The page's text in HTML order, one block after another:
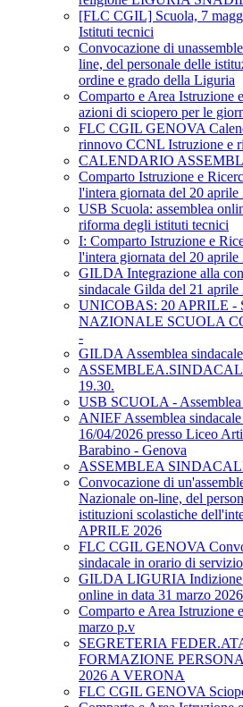
[FLC CGIL] Scuola, 7
Istituti tecnici
Convocazione di
line, del personale delle
ordine e grado della Liguria
Comparto e Area Istruzione
azioni di sciopero per le
FLC CGIL GENOVA
rinnovo CCNL Istruzione e
CALENDARIO
Comparto Istruzione e
l'intera giornata del 20 aprile
USB Scuola: assemblea
riforma degli istituti tecnici
I: Comparto Istruzione e
l'intera giornata del 20 aprile
GILDA Integrazione alla
sindacale Gilda del 21 aprile
UNICOBAS: 20 APRILE -
NAZIONALE SCUOLA
-
GILDA Assemblea
19.30.
USB SCUOLA -
ANIEF Assemblea
16/04/2026 presso Liceo
Barabino - Genova
ASSEMBLEA
Convocazione di
Nazionale on-line, del
istituzioni scolastiche
APRILE 2026
FLC CGIL GENOVA
sindacale in orario di
GILDA LIGURIA Indizione
online in data 31 marzo 2026
Comparto e Area Istruzione
marzo p.v
SEGRETERIA
FORMAZIONE
2026 A VERONA
FLC CGIL GENOVA